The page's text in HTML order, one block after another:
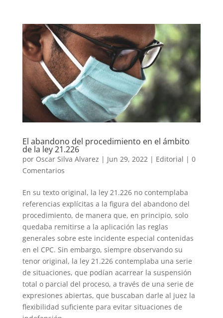
El abandono del procedimiento en el ámbito
de la ley 21.226
por Oscar Silva Alvarez | Jun 29, 2022| Editorial | 0
Comentarios
En su texto original, la ley 21.226 no contemplaba
referencias explícitas a la figura del abandono del
procedimiento, de manera que, en principio, solo
quedaba remitirse a la aplicación las reglas
generales sobre este incidente especial contenidas
en el CPC. Sin embargo, siempre observando su
tenor original, la ley 21.226 contemplaba una serie
de situaciones, que podían acarrear la suspensión
total o parcial del proceso, a través de una serie de
expresiones abiertas, que buscaban darle al juez la
flexibilidad suficiente para evitar situaciones de